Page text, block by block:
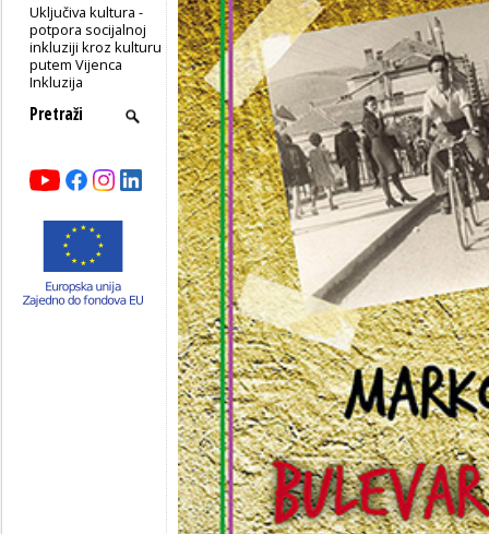
Uključiva kultura -
potpora socijalnoj
inkluziji kroz kulturu
putem Vijenca
Inkluzija